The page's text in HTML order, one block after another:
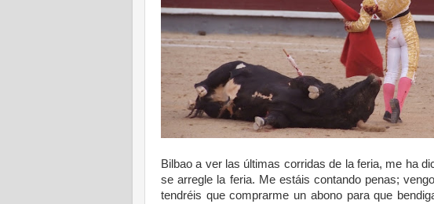
Bilbao a ver las últimas corridas de la feria, me ha
se arregle la feria. Me estáis contando penas;
tendréis que comprarme un abono para que